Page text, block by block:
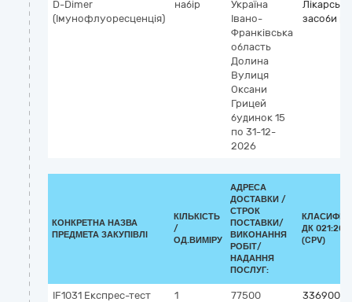
D-Dimer
(Імунофлуоресценція)
набір
Україна
Івано-
Франківська
область
Долина
Вулиця
Оксани
Грицей
будинок 15
по 31-12-
2026
Лікарські
засоби
КОНКРЕТНА НАЗВА
ПРЕДМЕТА ЗАКУПІВЛІ
КІЛЬКІСТЬ
/
ОД.ВИМІРУ
АДРЕСА
ДОСТАВКИ /
СТРОК
ПОСТАВКИ/
ВИКОНАННЯ
РОБІТ/
НАДАННЯ
ПОСЛУГ:
ДК
(CPV)
IF1031 Експрес-тест
1
77500